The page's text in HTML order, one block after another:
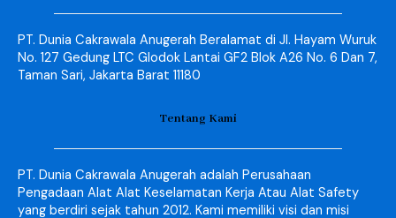
PT. Dunia Cakrawala Anugerah Beralamat di Jl. Hayam Wuruk
No. 127 Gedung LTC Glodok Lantai GF2 Blok A26 No. 6 Dan 7,
Taman Sari, Jakarta Barat 11180
Tentang Kami
PT. Dunia Cakrawala Anugerah adalah Perusahaan
Pengadaan Alat Alat Keselamatan Kerja Atau Alat Safety
yang berdiri sejak tahun 2012. Kami memiliki visi dan misi